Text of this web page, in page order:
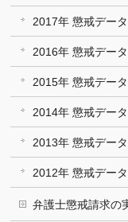
2017年 懲戒データ
2016年 懲戒データ
2015年 懲戒データ
2014年 懲戒データ
2013年 懲戒データ
2012年 懲戒データ
弁護士懲戒請求の